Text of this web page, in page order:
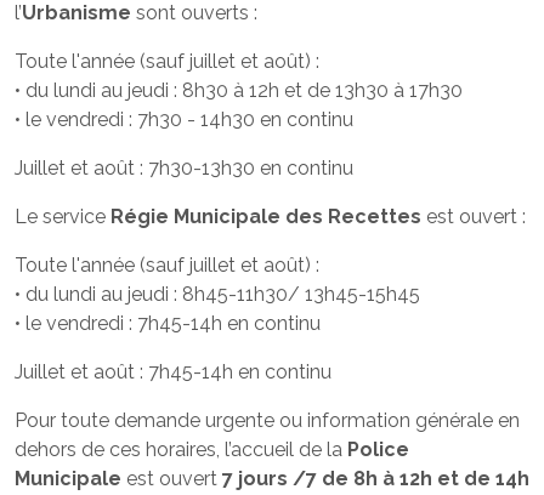
l’Urbanisme sont ouverts :
Toute l'année (sauf juillet et août) :
• du lundi au jeudi : 8h30 à 12h et de 13h30 à 17h30
• le vendredi : 7h30 - 14h30 en continu
Juillet et août : 7h30-13h30 en continu
Le service Régie Municipale des Recettes est ouvert :
Toute l'année (sauf juillet et août) :
• du lundi au jeudi : 8h45-11h30/ 13h45-15h45
• le vendredi : 7h45-14h en continu
Juillet et août : 7h45-14h en continu
Pour toute demande urgente ou information générale en
dehors de ces horaires, l’accueil de la Police
Municipale est ouvert 7 jours /7 de 8h à 12h et de 14h